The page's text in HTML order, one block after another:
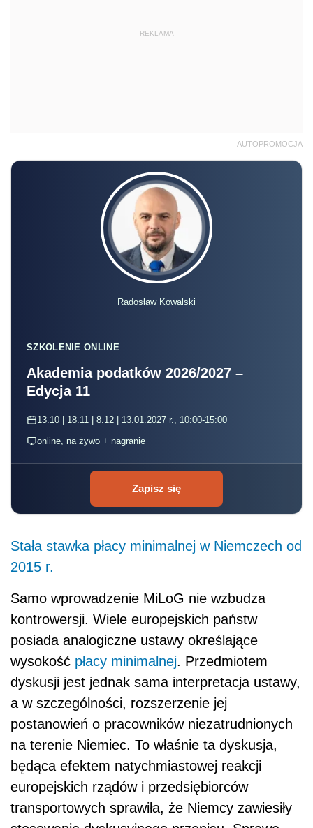
REKLAMA
AUTOPROMOCJA
Radosław Kowalski
SZKOLENIE ONLINE
Akademia podatków 2026/2027 –
Edycja 11
13.10 | 18.11 | 8.12 | 13.01.2027 r., 10:00-15:00
online, na żywo + nagranie
Zapisz się
Stała stawka płacy minimalnej w Niemczech od
2015 r.
Samo wprowadzenie MiLoG nie wzbudza
kontrowersji. Wiele europejskich państw
posiada analogiczne ustawy określające
wysokość płacy minimalnej. Przedmiotem
dyskusji jest jednak sama interpretacja ustawy,
a w szczególności, rozszerzenie jej
postanowień o pracowników niezatrudnionych
na terenie Niemiec. To właśnie ta dyskusja,
będąca efektem natychmiastowej reakcji
europejskich rządów i przedsiębiorców
transportowych sprawiła, że Niemcy zawiesiły